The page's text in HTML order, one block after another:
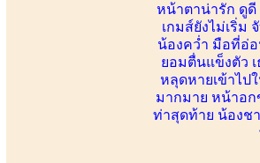
หน้าตาน่ารัก ดูดี
เกมส์ยังไม่เริ่ม
น้องคว่ำ มือที่อ่
ยอมตื่นแข็งตัว
หลุดหายเข้าไป
มากมาย หน้าอ
ท่าสุดท้าย น้องช